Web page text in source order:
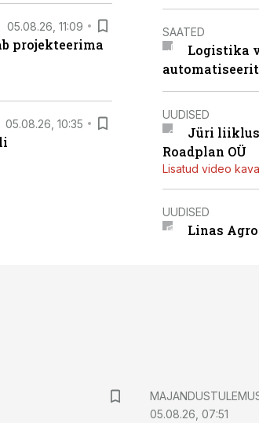
05.08.26, 11:09
projekteerima
05.08.26, 10:35
SAATED
Logistika
UUDISED
Jüri
Roadplan OÜ
Lisatud video
UUDISED
Linas
05.08.26, 07:51